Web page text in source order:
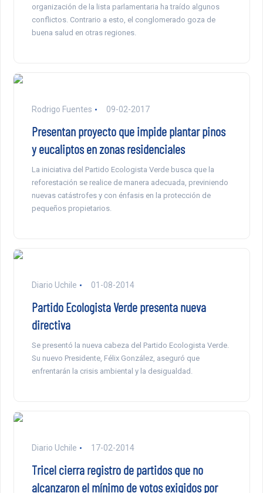
organización de la lista parlamentaria ha traído algunos
conflictos. Contrario a esto, el conglomerado goza de
buena salud en otras regiones.
Rodrigo Fuentes 09-02-2017
Presentan proyecto que impide plantar pinos
y eucaliptos en zonas residenciales
La iniciativa del Partido Ecologista Verde busca que la
reforestación se realice de manera adecuada, previniendo
nuevas catástrofes y con énfasis en la protección de
pequeños propietarios.
Diario Uchile 01-08-2014
Partido Ecologista Verde presenta nueva
directiva
Se presentó la nueva cabeza del Partido Ecologista Verde.
Su nuevo Presidente, Félix González, aseguró que
enfrentarán la crisis ambiental y la desigualdad.
Diario Uchile 17-02-2014
Tricel cierra registro de partidos que no
alcanzaron el mínimo de votos exigidos por